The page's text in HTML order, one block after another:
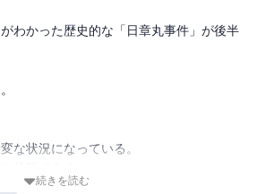
わかった歴史的な「日章丸事件」が後半
な状況になっている。
続きを読む